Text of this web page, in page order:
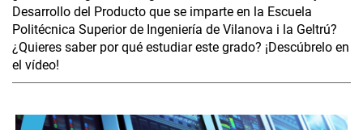
Desarrollo del Producto que se imparte en la Escuela
Politécnica Superior de Ingeniería de Vilanova i la Geltrú?
¿Quieres saber por qué estudiar este grado? ¡Descúbrelo en
el vídeo!